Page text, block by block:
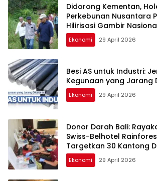
Didorong Kementan,
Perkebunan Nusantara
Hilirisasi Gambir
Ekonomi 29 April 2026
Besi AS untuk Industri:
Kegunaan yang Jarang
Ekonomi 29 April 2026
Donor Darah Bali:
Swiss-Belhotel
Targetkan 30 Kantong
Selamatkan Nyawa
Ekonomi 29 April 2026